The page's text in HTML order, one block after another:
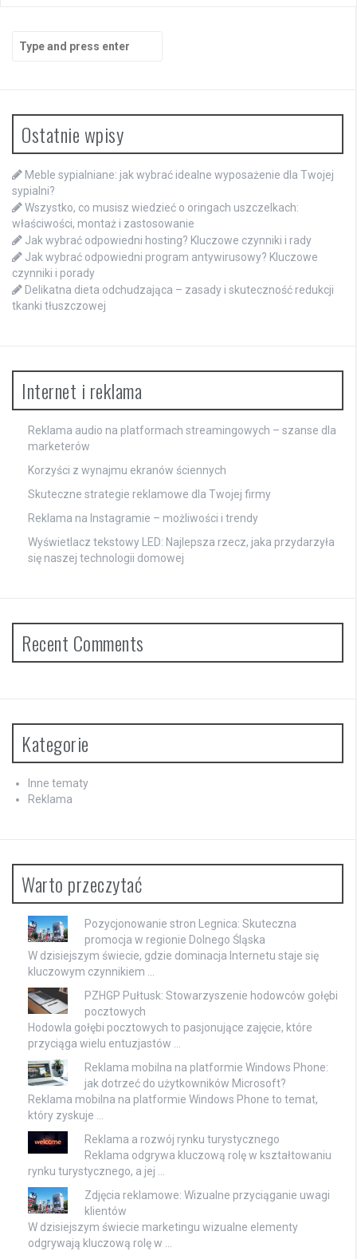
for:
Ostatnie wpisy
Meble sypialniane: jak wybrać idealne wyposażenie dla Twojej
sypialni?
Wszystko, co musisz wiedzieć o oringach uszczelkach:
właściwości, montaż i zastosowanie
Jak wybrać odpowiedni hosting? Kluczowe czynniki i rady
Jak wybrać odpowiedni program antywirusowy? Kluczowe
czynniki i porady
Delikatna dieta odchudzająca – zasady i skuteczność redukcji
tkanki tłuszczowej
Internet i reklama
Reklama audio na platformach streamingowych – szanse dla
marketerów
Korzyści z wynajmu ekranów ściennych
Skuteczne strategie reklamowe dla Twojej firmy
Reklama na Instagramie – możliwości i trendy
Wyświetlacz tekstowy LED: Najlepsza rzecz, jaka przydarzyła
się naszej technologii domowej
Recent Comments
Kategorie
Inne tematy
Reklama
Warto przeczytać
Pozycjonowanie stron Legnica: Skuteczna
promocja w regionie Dolnego Śląska
W dzisiejszym świecie, gdzie dominacja Internetu staje się
kluczowym czynnikiem …
PZHGP Pułtusk: Stowarzyszenie hodowców gołębi
pocztowych
Hodowla gołębi pocztowych to pasjonujące zajęcie, które
przyciąga wielu entuzjastów …
Reklama mobilna na platformie Windows Phone:
jak dotrzeć do użytkowników Microsoft?
Reklama mobilna na platformie Windows Phone to temat,
który zyskuje …
Reklama a rozwój rynku turystycznego
Reklama odgrywa kluczową rolę w kształtowaniu
rynku turystycznego, a jej …
Zdjęcia reklamowe: Wizualne przyciąganie uwagi
klientów
W dzisiejszym świecie marketingu wizualne elementy
odgrywają kluczową rolę w …